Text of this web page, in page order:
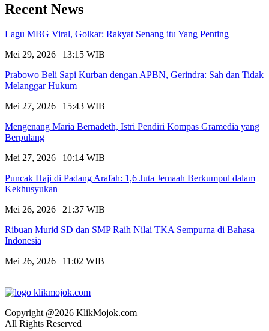
Recent News
Lagu MBG Viral, Golkar: Rakyat Senang itu Yang Penting
Mei 29, 2026 | 13:15 WIB
Prabowo Beli Sapi Kurban dengan APBN, Gerindra: Sah dan Tidak
Melanggar Hukum
Mei 27, 2026 | 15:43 WIB
Mengenang Maria Bernadeth, Istri Pendiri Kompas Gramedia yang
Berpulang
Mei 27, 2026 | 10:14 WIB
Puncak Haji di Padang Arafah: 1,6 Juta Jemaah Berkumpul dalam
Kekhusyukan
Mei 26, 2026 | 21:37 WIB
Ribuan Murid SD dan SMP Raih Nilai TKA Sempurna di Bahasa
Indonesia
Mei 26, 2026 | 11:02 WIB
Copyright @2026 KlikMojok.com
All Rights Reserved